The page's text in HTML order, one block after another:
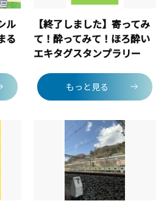
ル
る
【終了しました】寄ってみ
て！酔ってみて！ほろ酔い
エキタグスタンプラリー
もっと見る